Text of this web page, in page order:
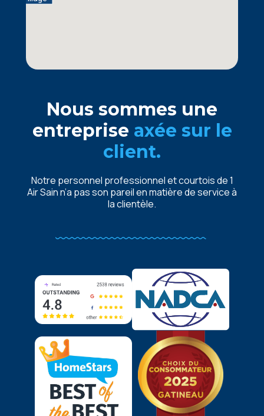
Nous sommes une
entreprise axée sur le
client.
Notre personnel professionnel et courtois de 1
Air Sain n’a pas son pareil en matière de service à
la clientèle.